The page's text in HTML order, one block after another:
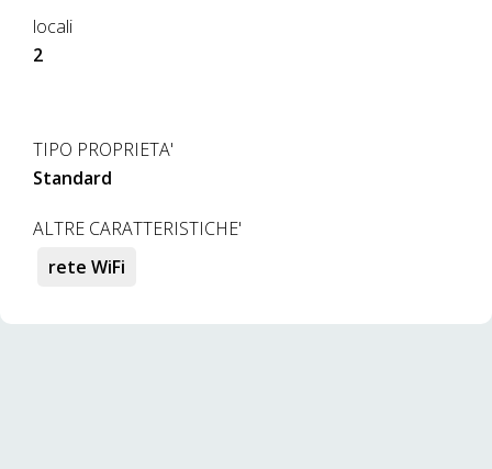
locali
2
TIPO PROPRIETA'
Standard
ALTRE CARATTERISTICHE'
rete WiFi